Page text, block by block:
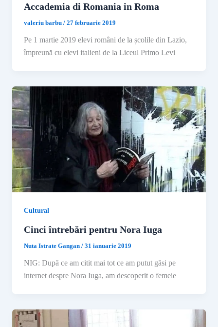
Accademia di Romania in Roma
valeriu barbu / 27 februarie 2019
Pe 1 martie 2019 elevi români de la școlile din Lazio,
împreună cu elevi italieni de la Liceul Primo Levi
Cultural
Cinci întrebări pentru Nora Iuga
Nuta Istrate Gangan / 31 ianuarie 2019
NIG: După ce am citit mai tot ce am putut găsi pe
internet despre Nora Iuga, am descoperit o femeie